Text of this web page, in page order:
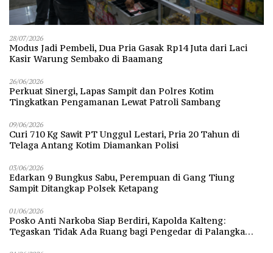
28/07/2026
Modus Jadi Pembeli, Dua Pria Gasak Rp14 Juta dari Laci
Kasir Warung Sembako di Baamang
26/06/2026
Perkuat Sinergi, Lapas Sampit dan Polres Kotim
Tingkatkan Pengamanan Lewat Patroli Sambang
09/06/2026
Curi 710 Kg Sawit PT Unggul Lestari, Pria 20 Tahun di
Telaga Antang Kotim Diamankan Polisi
03/06/2026
Edarkan 9 Bungkus Sabu, Perempuan di Gang Tiung
Sampit Ditangkap Polsek Ketapang
01/06/2026
Posko Anti Narkoba Siap Berdiri, Kapolda Kalteng:
Tegaskan Tidak Ada Ruang bagi Pengedar di Palangka